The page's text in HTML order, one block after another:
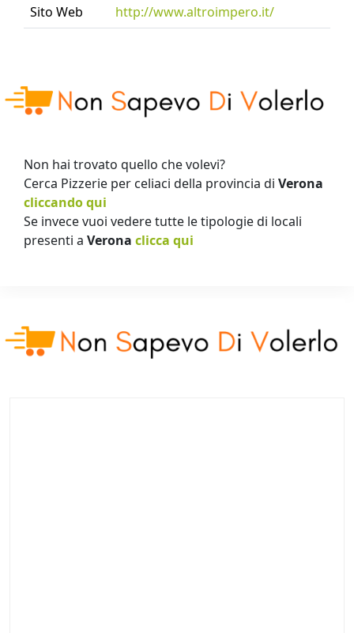
Sito Web
http://www.altroimpero.it/
Non hai trovato quello che volevi?
Cerca Pizzerie per celiaci della provincia di Verona
cliccando qui
Se invece vuoi vedere tutte le tipologie di locali
presenti a Verona clicca qui